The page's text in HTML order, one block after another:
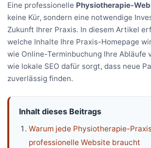
Eine professionelle Physiotherapie-
keine Kür, sondern eine notwendige
Zukunft Ihrer Praxis. In diesem Artikel
welche Inhalte Ihre Praxis-Homepage
wie Online-Terminbuchung Ihre Abläufe
wie lokale SEO dafür sorgt, dass neue
zuverlässig finden.
Inhalt dieses Beitrags
Warum jede Physiotherapie-
professionelle Website braucht